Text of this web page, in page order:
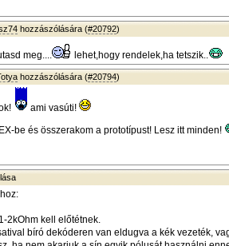
hozzászólására (#20792)
meg.... lehet,hogy rendelek,ha tetszik..
hozzászólására (#20794)
ami vasúti!
be és összerakom a prototípust! Lesz itt minden!
2kOhm kell előtétnek.
bíró dekóderen van eldugva a kék vezeték,